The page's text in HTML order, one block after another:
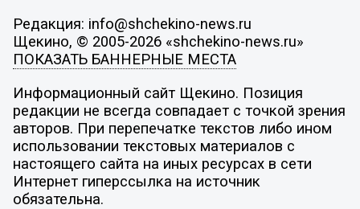
Редакция: info@shchekino-news.ru
Щекино, © 2005-2026 «shchekino-news.ru»
ПОКАЗАТЬ БАННЕРНЫЕ МЕСТА
Информационный сайт Щекино. Позиция
редакции не всегда совпадает с точкой зрения
авторов. При перепечатке текстов либо ином
использовании текстовых материалов с
настоящего сайта на иных ресурсах в сети
Интернет гиперссылка на источник
обязательна.